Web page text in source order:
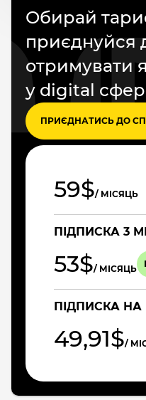
Обирай
приєднуйся
отримувати
у digital
ПРИЄДНАТИСЬ ДО
59$/ МІСЯЦЬ
ПІДПИСКА 3
53$/ МІСЯЦЬ
ПІДПИСКА НА
49,91$/